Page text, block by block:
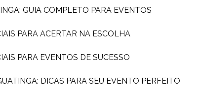
GUIA COMPLETO PARA EVENTOS
PARA ACERTAR NA ESCOLHA
PARA EVENTOS DE SUCESSO
DICAS PARA SEU EVENTO PERFEITO